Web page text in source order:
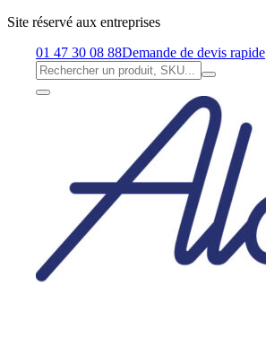
Site réservé aux entreprises
01 47 30 08 88Demande de devis rapide